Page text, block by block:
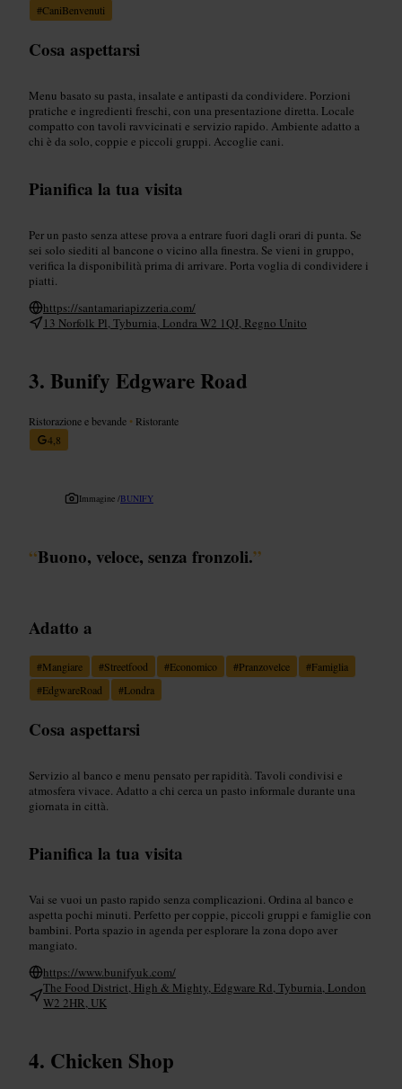
#CaniBenvenuti
Cosa aspettarsi
Menu basato su pasta, insalate e antipasti da condividere. Porzioni
pratiche e ingredienti freschi, con una presentazione diretta. Locale
compatto con tavoli ravvicinati e servizio rapido. Ambiente adatto a
chi è da solo, coppie e piccoli gruppi. Accoglie cani.
Pianifica la tua visita
Per un pasto senza attese prova a entrare fuori dagli orari di punta. Se
sei solo siediti al bancone o vicino alla finestra. Se vieni in gruppo,
verifica la disponibilità prima di arrivare. Porta voglia di condividere i
piatti.
https://santamariapizzeria.com/
13 Norfolk Pl, Tyburnia, Londra W2 1QJ, Regno Unito
Bunify Edgware Road
Ristorazione e bevande • Ristorante
4,8
Immagine /BUNIFY
“Buono, veloce, senza fronzoli.”
Adatto a
#Mangiare #Streetfood #Economico #Pranzovelce #Famiglia
#EdgwareRoad #Londra
Cosa aspettarsi
Servizio al banco e menu pensato per rapidità. Tavoli condivisi e
atmosfera vivace. Adatto a chi cerca un pasto informale durante una
giornata in città.
Pianifica la tua visita
Vai se vuoi un pasto rapido senza complicazioni. Ordina al banco e
aspetta pochi minuti. Perfetto per coppie, piccoli gruppi e famiglie con
bambini. Porta spazio in agenda per esplorare la zona dopo aver
mangiato.
https://www.bunifyuk.com/
The Food District, High & Mighty, Edgware Rd, Tyburnia, London
W2 2HR, UK
Chicken Shop